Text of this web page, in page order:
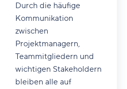
Durch die häufige
Kommunikation
zwischen
Projektmanagern,
Teammitgliedern und
wichtigen Stakeholdern
bleiben alle auf